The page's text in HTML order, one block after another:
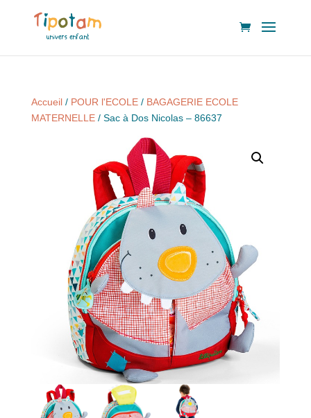
Accueil/ POUR l'ECOLE/ BAGAGERIE ECOLE
MATERNELLE/ Sac à Dos Nicolas – 86637